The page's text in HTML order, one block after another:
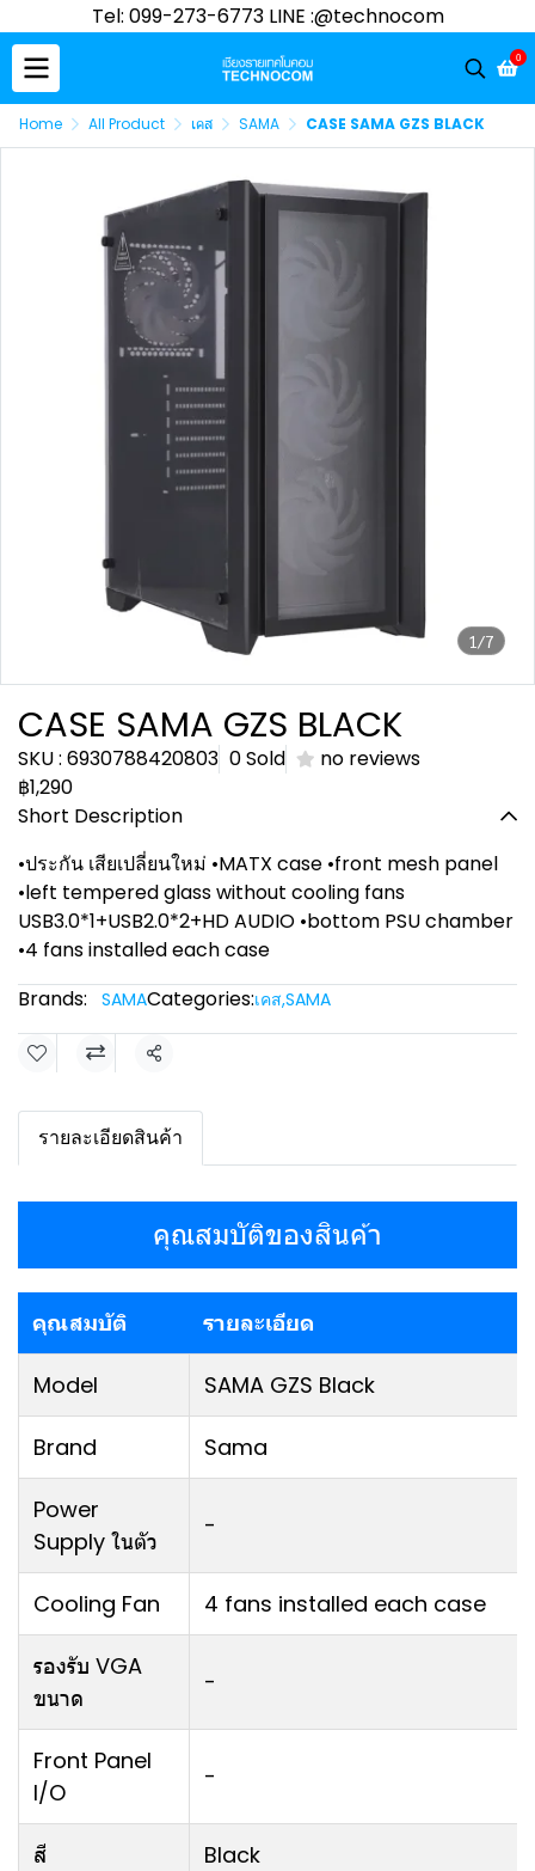
Tel: 099-273-6773 LINE :@technocom
0
Home All Product เคส SAMA CASE SAMA GZS BLACK
1/7
CASE SAMA GZS BLACK
SKU : 6930788420803 0 Sold
no reviews
฿1,290
Short Description
•ประกัน เสียเปลี่ยนใหม่ •MATX case •front mesh panel
•left tempered glass without cooling fans
USB3.0*1+USB2.0*2+HD AUDIO •bottom PSU chamber
•4 fans installed each case
Brands:
SAMACategories:เคส,SAMA
Share
รายละเอียดสินค้า
คุณสมบัติของสินค้า
คุณสมบัติ รายละเอียด
Model SAMA GZS Black
Brand Sama
Power
Supply ในตัว
-
Cooling Fan 4 fans installed each case
รองรับ VGA
ขนาด
-
Front Panel
I/O
-
สี Black